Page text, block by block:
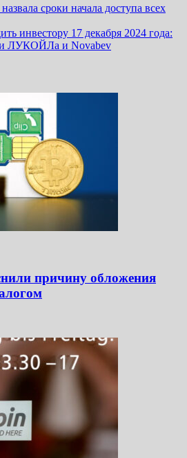
сроки начала доступа всех
инвестору 17 декабря 2024 года:
ЛУКОЙЛа и Novabev
причину обложения